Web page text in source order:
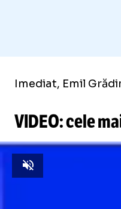
Imediat, Emil
VIDEO: cele
Unmute